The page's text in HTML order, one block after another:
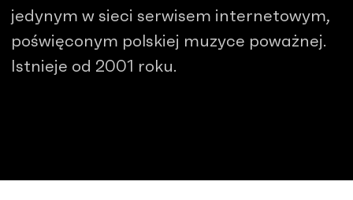
jedynym w sieci serwisem internetowym,
poświęconym polskiej muzyce poważnej.
Istnieje od 2001 roku.